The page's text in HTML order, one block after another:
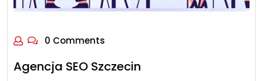
0 Comments
Agencja SEO Szczecin